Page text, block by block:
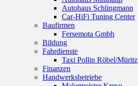
Autohaus Schlingmann
Car-HiFi Tuning Center
Baufirmen
Fersemota Gmbh
Bildung
Fahrdienste
Taxi Pollin Röbel/Müritz
Finanzen
Handwerksbetriebe